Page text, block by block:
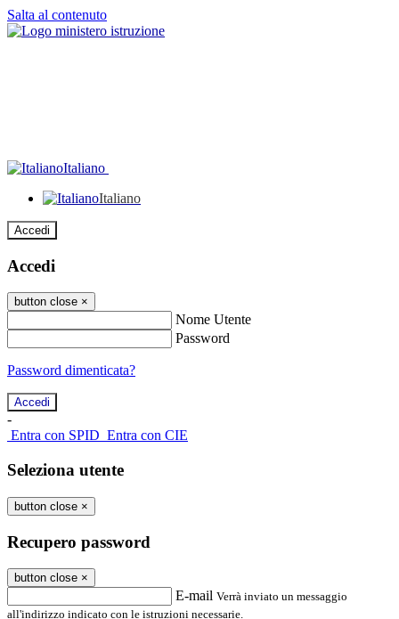
Salta al contenuto
Italiano
Italiano
Accedi
Accedi
button close ×
Nome Utente
Password
Password dimenticata?
-
Entra con SPID Entra con CIE
Seleziona utente
button close ×
Recupero password
button close ×
E-mail Verrà inviato un messaggio
all'indirizzo indicato con le istruzioni necessarie.